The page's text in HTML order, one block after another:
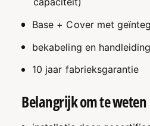
Base + Cover met
bekabeling en handleiding
10 jaar fabrieksgarantie
Belangrijk om te weten